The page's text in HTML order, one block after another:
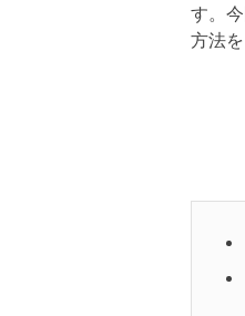
す。
方法